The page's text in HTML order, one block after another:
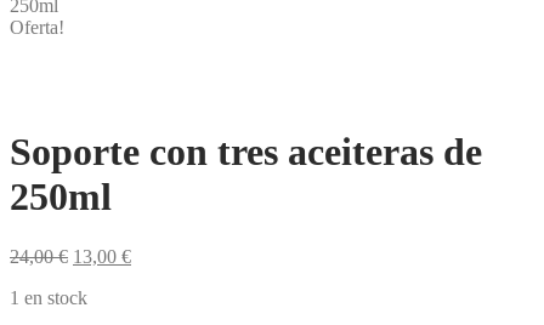
250ml
Oferta!
Soporte con tres aceiteras de
250ml
24,00€ 13,00 €
1 en stock